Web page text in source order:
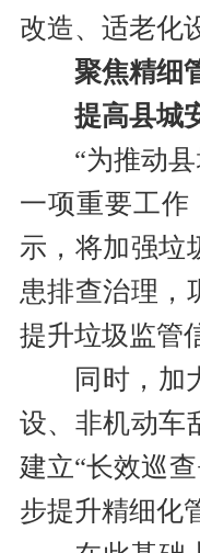
改造、适老化
聚焦精细
提高县城
“为推动
一项重要工作
示，将加强垃
患排查治理，
提升垃圾监管
同时，加
设、非机动车
建立“长效巡
步提升精细化